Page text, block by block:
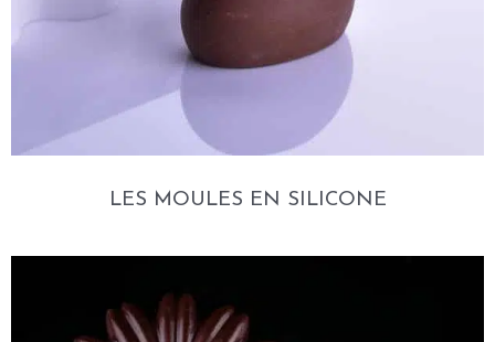
LES MOULES EN SILICONE